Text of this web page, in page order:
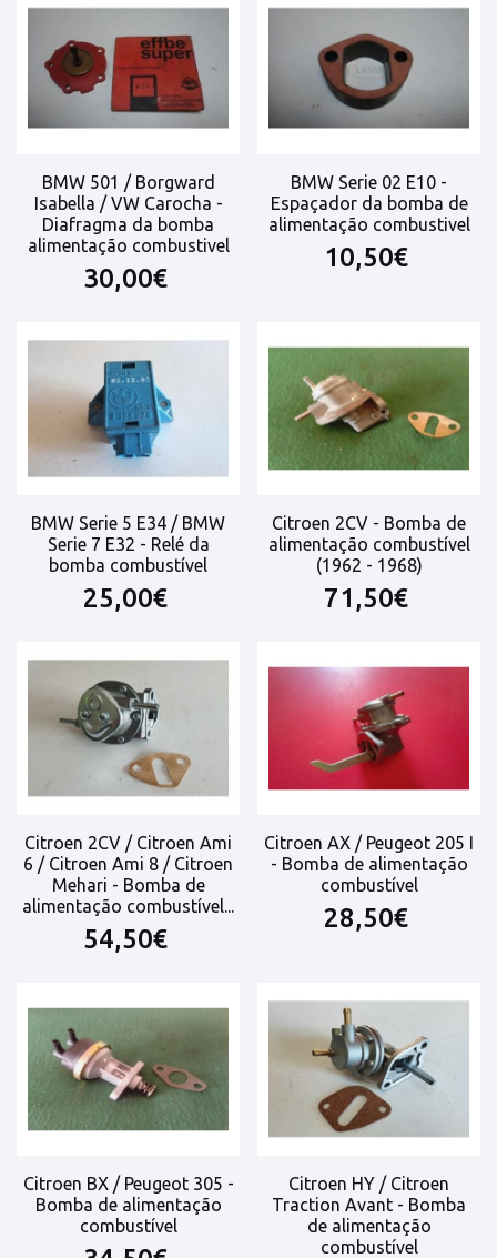
BMW 501 / Borgward
Isabella / VW Carocha -
Diafragma da bomba
alimentação combustivel
30,00€
BMW Serie 02 E10 -
Espaçador da bomba de
alimentação combustivel
10,50€
BMW Serie 5 E34 / BMW
Serie 7 E32 - Relé da
bomba combustível
25,00€
Citroen 2CV - Bomba de
alimentação combustível
(1962 - 1968)
71,50€
Citroen 2CV / Citroen Ami
6 / Citroen Ami 8 / Citroen
Mehari - Bomba de
alimentação combustível...
54,50€
Citroen AX / Peugeot 205 I
- Bomba de alimentação
combustível
28,50€
Citroen BX / Peugeot 305 -
Bomba de alimentação
combustível
Citroen HY / Citroen
Traction Avant - Bomba
de alimentação
combustível